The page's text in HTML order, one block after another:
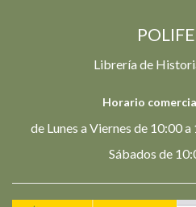
Librería de
Horario
de Lunes a Viernes de 10:00
Sábados de